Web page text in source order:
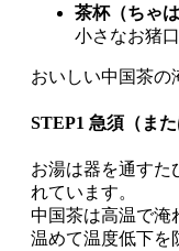
茶杯（ちゃは
小さなお猪
おいしい中国茶の
STEP1 急須（ま
お湯は器を通す
れています。
中国茶は高温で淹
温めて温度低下を